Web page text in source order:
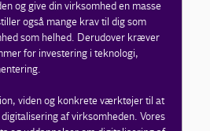
og give din virksomhed en masse
også mange krav til dig som
som helhed. Derudover kræver
for investering i teknologi,
viden og konkrete værktøjer til at
af virksomheden. Vores